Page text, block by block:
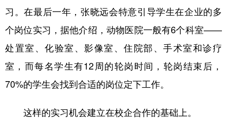
习。在最后一年，张晓远会特意引导学生在企业的多
个岗位实习，据他介绍，动物医院一般有6个科室——
处置室、化验室、影像室、住院部、手术室和诊疗
室，而每名学生有12周的轮岗时间，轮岗结束后，
70%的学生会找到合适的岗位定下工作。
这样的实习机会建立在校企合作的基础上。